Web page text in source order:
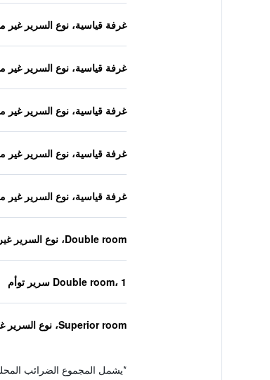
غرفة قياسية، نوع السرير
غرفة قياسية، نوع السرير
غرفة قياسية، نوع السرير
غرفة قياسية، نوع السرير
غرفة قياسية، نوع السرير
Double room، نوع السرير غير معروف
Double room، 1 سرير توأم
Superior room، نوع السرير غير معروف
*يشمل المجموع الضرائب